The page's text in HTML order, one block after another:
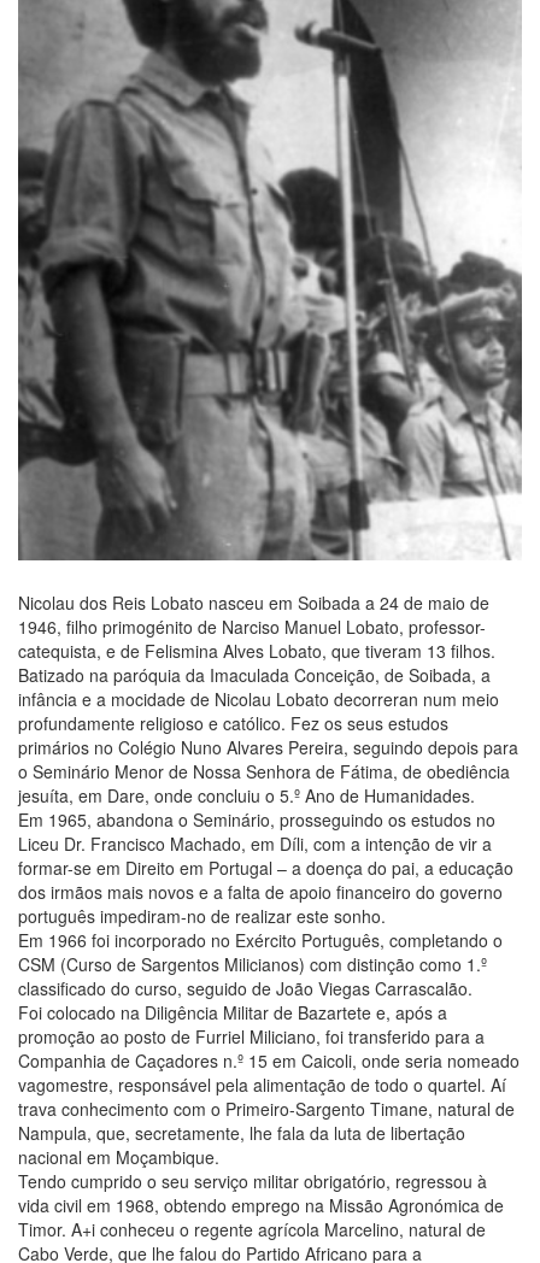
Nicolau dos Reis Lobato nasceu em Soibada a 24 de maio de
1946, filho primogénito de Narciso Manuel Lobato, professor-
catequista, e de Felismina Alves Lobato, que tiveram 13 filhos.
Batizado na paróquia da Imaculada Conceição, de Soibada, a
infância e a mocidade de Nicolau Lobato decorreran num meio
profundamente religioso e católico. Fez os seus estudos
primários no Colégio Nuno Alvares Pereira, seguindo depois para
o Seminário Menor de Nossa Senhora de Fátima, de obediência
jesuíta, em Dare, onde concluiu o 5.º Ano de Humanidades.
Em 1965, abandona o Seminário, prosseguindo os estudos no
Liceu Dr. Francisco Machado, em Díli, com a intenção de vir a
formar-se em Direito em Portugal – a doença do pai, a educação
dos irmãos mais novos e a falta de apoio financeiro do governo
português impediram-no de realizar este sonho.
Em 1966 foi incorporado no Exército Português, completando o
CSM (Curso de Sargentos Milicianos) com distinção como 1.º
classificado do curso, seguido de João Viegas Carrascalão.
Foi colocado na Diligência Militar de Bazartete e, após a
promoção ao posto de Furriel Miliciano, foi transferido para a
Companhia de Caçadores n.º 15 em Caicoli, onde seria nomeado
vagomestre, responsável pela alimentação de todo o quartel. Aí
trava conhecimento com o Primeiro-Sargento Timane, natural de
Nampula, que, secretamente, lhe fala da luta de libertação
nacional em Moçambique.
Tendo cumprido o seu serviço militar obrigatório, regressou à
vida civil em 1968, obtendo emprego na Missão Agronómica de
Timor. A+i conheceu o regente agrícola Marcelino, natural de
Cabo Verde, que lhe falou do Partido Africano para a